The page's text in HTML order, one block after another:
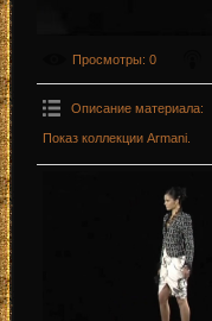
Просмотры: 0
Описание материала:
Показ коллекции Armani.